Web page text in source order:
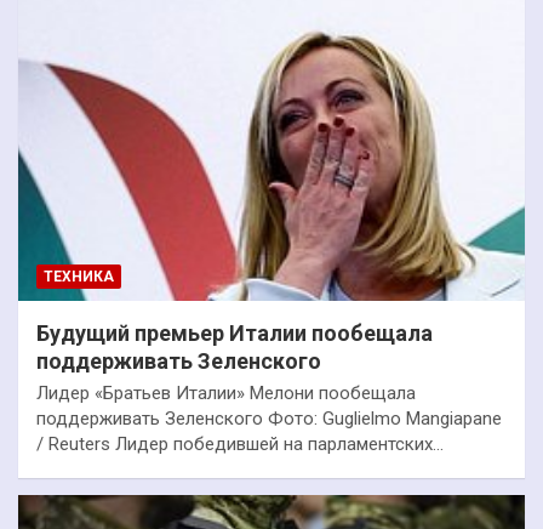
ТЕХНИКА
Будущий премьер Италии пообещала
поддерживать Зеленского
Лидер «Братьев Италии» Мелони пообещала
поддерживать Зеленского Фото: Guglielmo Mangiapane
/ Reuters Лидер победившей на парламентских…